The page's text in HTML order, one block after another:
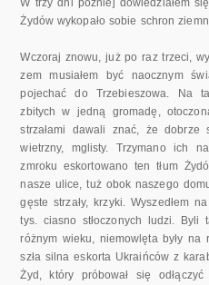
W trzy dni później dowiedziałem
Żydów wykopało sobie schron
Wczoraj znowu, już po raz trzeci,
zem musiałem być naocznym
poje­chać do Trzebieszowa. Na
zbitych w jedną gromadę,
strzałami da­wali znać, że dobrze
wietrzny, mglisty. Trzymano ich
zmroku eskortowano ten tłum
nasze ulice, tuż obok naszego
gęste strzały, krzyki. Wyszedłem
tys. ciasno stłoczonych ludzi.
różnym wieku, niemowlęta były
szła silna eskorta Ukraińców z
Żyd, który próbował się